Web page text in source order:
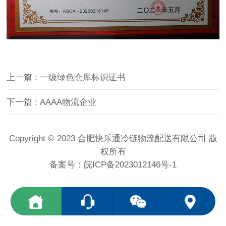
上一篇 : 一级绿色仓库标识证书
下一篇 : AAAA物流企业
Copyright © 2023 合肥快乐通冷链物流配送有限公司 版
权所有
备案号： 皖ICP备2023012146号-1